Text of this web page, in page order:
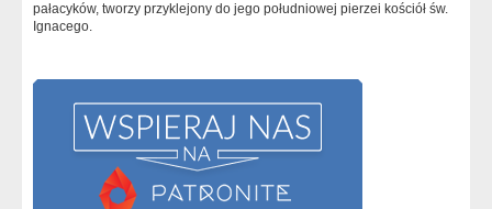
pałacyków, tworzy przyklejony do jego południowej pierzei kościół św.
Ignacego.